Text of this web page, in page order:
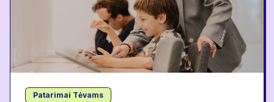
Patarimai Tėvams